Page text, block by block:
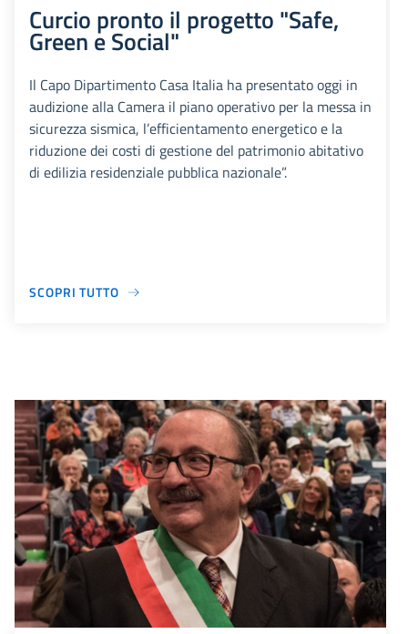
Curcio pronto il progetto "Safe,
Green e Social"
Il Capo Dipartimento Casa Italia ha presentato oggi in
audizione alla Camera il piano operativo per la messa in
sicurezza sismica, l’efficientamento energetico e la
riduzione dei costi di gestione del patrimonio abitativo
di edilizia residenziale pubblica nazionale”.
SCOPRI TUTTO